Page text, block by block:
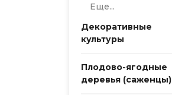
Еще...
Декоративные
культуры
Плодово-ягодные
деревья (саженцы)